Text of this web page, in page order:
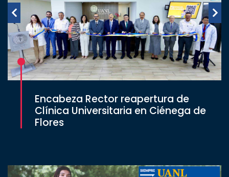
Encabeza Rector reapertura de
Clínica Universitaria en Ciénega de
Flores